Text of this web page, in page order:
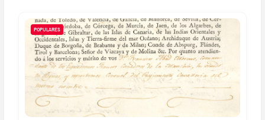
POPULARES